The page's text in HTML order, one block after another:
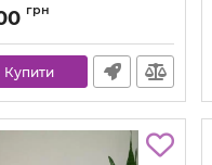
amor-95-l
грн
Купити